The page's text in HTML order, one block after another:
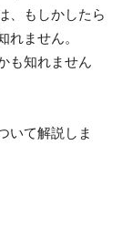
、もしかしたら
れません。
も知れません
いて解説しま